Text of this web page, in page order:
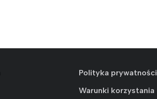
Polityka prywatności
Warunki korzystania